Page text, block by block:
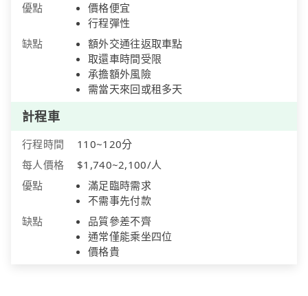
優點
價格便宜
行程彈性
缺點
額外交通往返取車點
取還車時間受限
承擔額外風險
需當天來回或租多天
計程車
行程時間
110~120分
每人價格
$1,740~2,100/人
優點
滿足臨時需求
不需事先付款
缺點
品質參差不齊
通常僅能乘坐四位
價格貴